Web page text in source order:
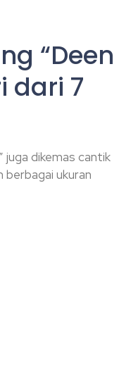
“Deen
dari 7
juga dikemas cantik
berbagai ukuran